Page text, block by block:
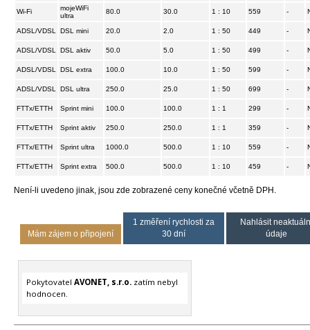
Wi-Fi
mojeWiFi
ultra
80.0 30.0 1 : 10 559 -
ADSL/VDSL DSL mini 20.0 2.0 1 : 50 449 -
ADSL/VDSL DSL aktiv 50.0 5.0 1 : 50 499 -
ADSL/VDSL DSL extra 100.0 10.0 1 : 50 599 -
ADSL/VDSL DSL ultra 250.0 25.0 1 : 50 699 -
FTTx/ETTH Sprint mini 100.0 100.0 1 : 1 299 -
FTTx/ETTH Sprint aktiv 250.0 250.0 1 : 1 359 -
FTTx/ETTH Sprint ultra 1000.0 500.0 1 : 10 559 -
FTTx/ETTH Sprint extra 500.0 500.0 1 : 10 459 -
Není-li uvedeno jinak, jsou zde zobrazené ceny konečné včetně DPH.
Mám zájem o připojení
1 změření rychlosti za
30 dní
Nahlásit
údaje
Pokytovatel AVONET, s.r.o.zatím nebyl
hodnocen.